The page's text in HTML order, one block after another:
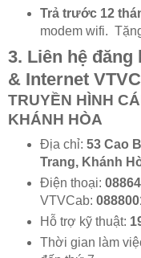
Trả trước 12
modem wifi.
3. Liên hệ
& Internet
TRUYỀN HÌNH
KHÁNH HÒA
Địa chỉ: 53 Cao
Trang, Khánh
Điện thoại:
VTVCab:
Hỗ trợ kỹ thuật:
Thời gian làm